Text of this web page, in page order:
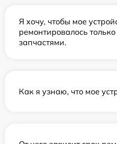
Я хочу, чтобы мое
ремонтировалось
запчастями.
Как я узнаю, что мое